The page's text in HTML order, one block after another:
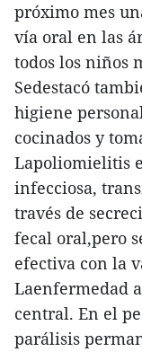
próximo mes
vía oral en las
todos los niños
Sedestacó
higiene
cocinados y
Lapoliomielitis
infecciosa,
través de
fecal oral,pero
efectiva con la
Laenfermedad
central. En el
parálisis